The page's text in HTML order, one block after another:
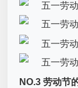
NO.3 劳动节